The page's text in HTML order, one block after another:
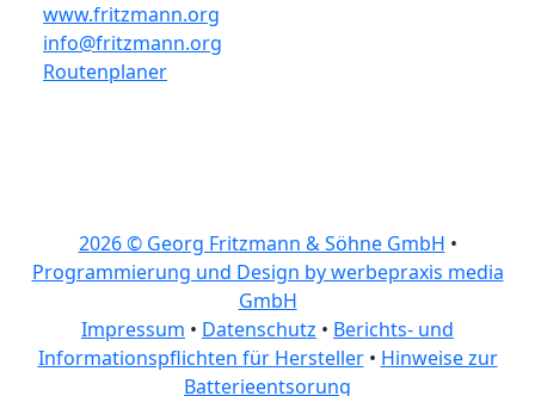
www.fritzmann.org
info@fritzmann.org
Routenplaner
2026 © Georg Fritzmann & Söhne GmbH •
Programmierung und Design by werbepraxis media
GmbH
Impressum • Datenschutz • Berichts- und
Informationspflichten für Hersteller• Hinweise zur
Batterieentsorung